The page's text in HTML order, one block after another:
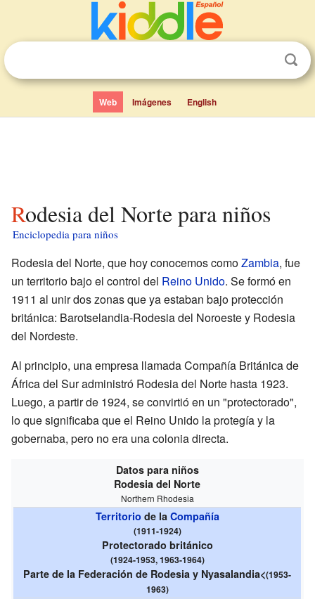
Web Imágenes English
Rodesia del Norte para niños
Enciclopedia para niños
Rodesia del Norte, que hoy conocemos comoZambia, fue
un territorio bajo el control del Reino Unido. Se formó en
1911 al unir dos zonas que ya estaban bajo protección
británica: Barotselandia-Rodesia del Noroeste y Rodesia
del Nordeste.
Al principio, una empresa llamada Compañía Británica de
África del Sur administró Rodesia del Norte hasta 1923.
Luego, a partir de 1924, se convirtió en un "protectorado",
lo que significaba que el Reino Unido la protegía y la
gobernaba, pero no era una colonia directa.
Datos para niños
Rodesia del Norte
Northern Rhodesia
Territorio de la Compañía
(1911-1924)
Protectorado británico
(1924-1953, 1963-1964)
Parte de la Federación de Rodesia y Nyasalandia<(1953-
1963)